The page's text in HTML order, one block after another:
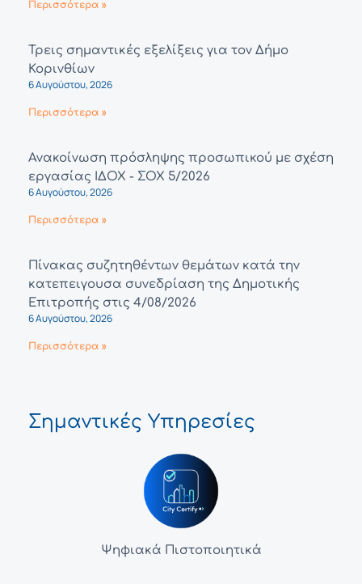
Περισσότερα »
Τρεις σημαντικές εξελίξεις για τον Δήμο
Κορινθίων
6 Αυγούστου, 2026
Περισσότερα »
Ανακοίνωση πρόσληψης προσωπικού με σχέση
εργασίας ΙΔΟΧ - ΣΟΧ 5/2026
6 Αυγούστου, 2026
Περισσότερα »
Πίνακας συζητηθέντων θεμάτων κατά την
κατεπειγουσα συνεδρίαση της Δημοτικής
Επιτροπής στις 4/08/2026
6 Αυγούστου, 2026
Περισσότερα »
Σημαντικές Υπηρεσίες
Ψηφιακά Πιστοποιητικά